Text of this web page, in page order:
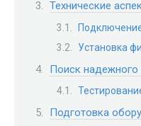
Технические
Установка
Поиск надежного
Подготовка